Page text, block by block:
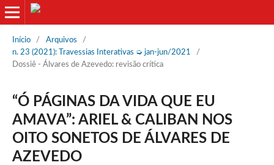
Início / Arquivos
/
n. 23 (2021): Travessias Interativas ➭ jan-jun/2021
/
Dossiê - Álvares de Azevedo: revisão crítica
“Ó PÁGINAS DA VIDA QUE EU
AMAVA”: ARIEL & CALIBAN NOS
OITO SONETOS DE ÁLVARES DE
AZEVEDO